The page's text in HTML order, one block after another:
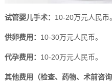
试管婴儿手术： 10-20万元人民币。
供卵费用： 10-30万元人民币。
代孕费用： 10-20万元人民币。
其他费用（检查、药物、术前咨询